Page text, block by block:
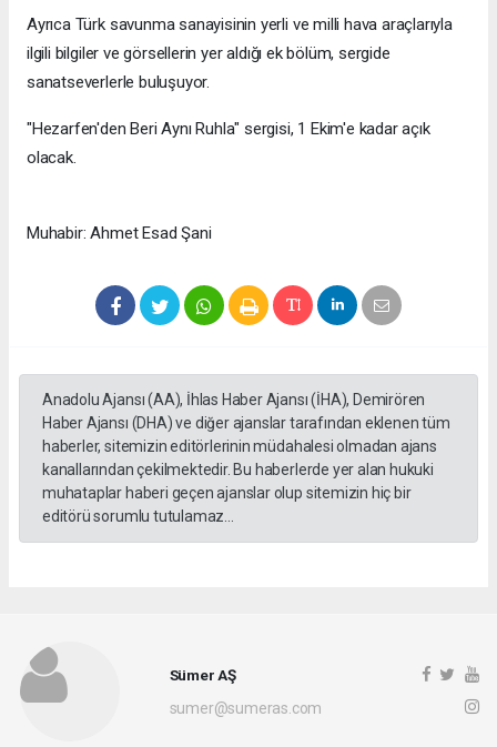
Ayrıca Türk savunma sanayisinin yerli ve milli hava araçlarıyla
ilgili bilgiler ve görsellerin yer aldığı ek bölüm, sergide
sanatseverlerle buluşuyor.
"Hezarfen'den Beri Aynı Ruhla" sergisi, 1 Ekim'e kadar açık
olacak.
Muhabir: Ahmet Esad Şani
Anadolu Ajansı (AA), İhlas Haber Ajansı (İHA), Demirören
Haber Ajansı (DHA) ve diğer ajanslar tarafından eklenen tüm
haberler, sitemizin editörlerinin müdahalesi olmadan ajans
kanallarından çekilmektedir. Bu haberlerde yer alan hukuki
muhataplar haberi geçen ajanslar olup sitemizin hiç bir
editörü sorumlu tutulamaz...
Sümer AŞ
sumer@sumeras.com